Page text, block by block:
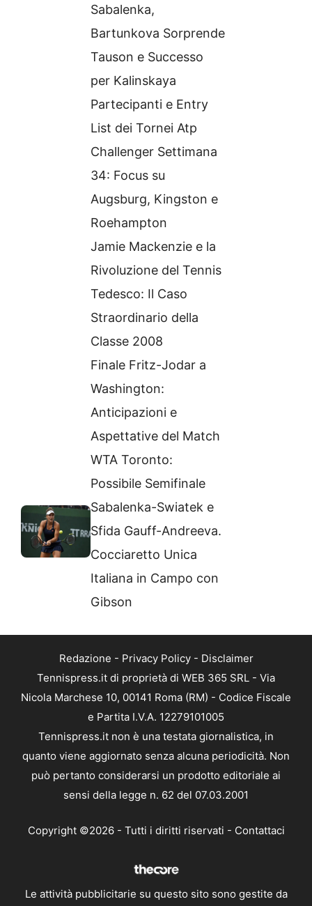
Sabalenka,
Bartunkova Sorprende
Tauson e Successo
per Kalinskaya
Partecipanti e Entry
List dei Tornei Atp
Challenger Settimana
34: Focus su
Augsburg, Kingston e
Roehampton
Jamie Mackenzie e la
Rivoluzione del Tennis
Tedesco: Il Caso
Straordinario della
Classe 2008
Finale Fritz-Jodar a
Washington:
Anticipazioni e
Aspettative del Match
WTA Toronto:
Possibile Semifinale
Sabalenka-Swiatek e
Sfida Gauff-Andreeva.
Cocciaretto Unica
Italiana in Campo con
Gibson
Redazione - Privacy Policy- Disclaimer
Tennispress.it di proprietà di WEB 365 SRL - Via
Nicola Marchese 10, 00141 Roma (RM) - Codice Fiscale
e Partita I.V.A. 12279101005
Tennispress.it non è una testata giornalistica, in
quanto viene aggiornato senza alcuna periodicità. Non
può pertanto considerarsi un prodotto editoriale ai
sensi della legge n. 62 del 07.03.2001
Copyright ©2026 - Tutti i diritti riservati - Contattaci
Le attività pubblicitarie su questo sito sono gestite da